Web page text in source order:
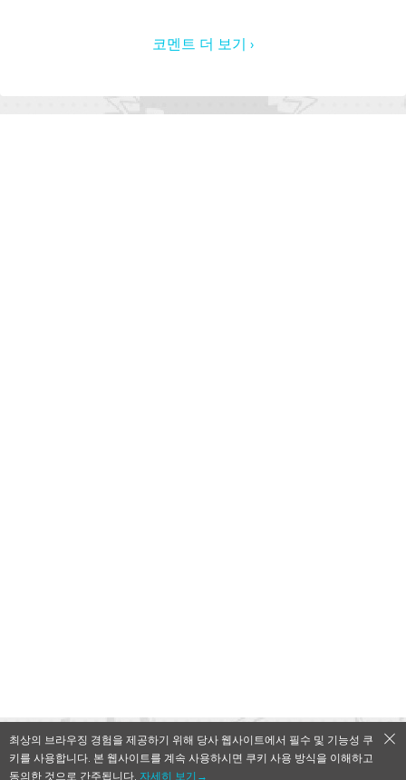
코멘트 더 보기 ›
QooApp Limited © 2026
최상의 브라우징 경험을 제공하기 위해 당사 웹사이트에서 필수 및 기능성 쿠
키를 사용합니다. 본 웹사이트를 계속 사용하시면 쿠키 사용 방식을 이해하고
동의한 것으로 간주됩니다. 자세히 보기→